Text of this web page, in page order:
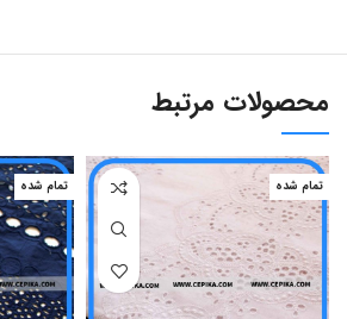
محصولات مرتبط
تمام شده تمام شده